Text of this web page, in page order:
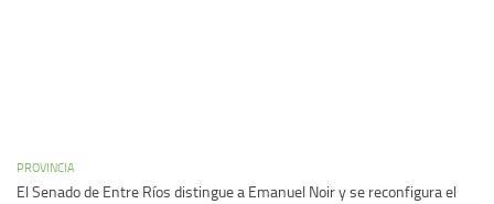
PROVINCIA
El Senado de Entre Ríos distingue a Emanuel Noir y se reconfigura el